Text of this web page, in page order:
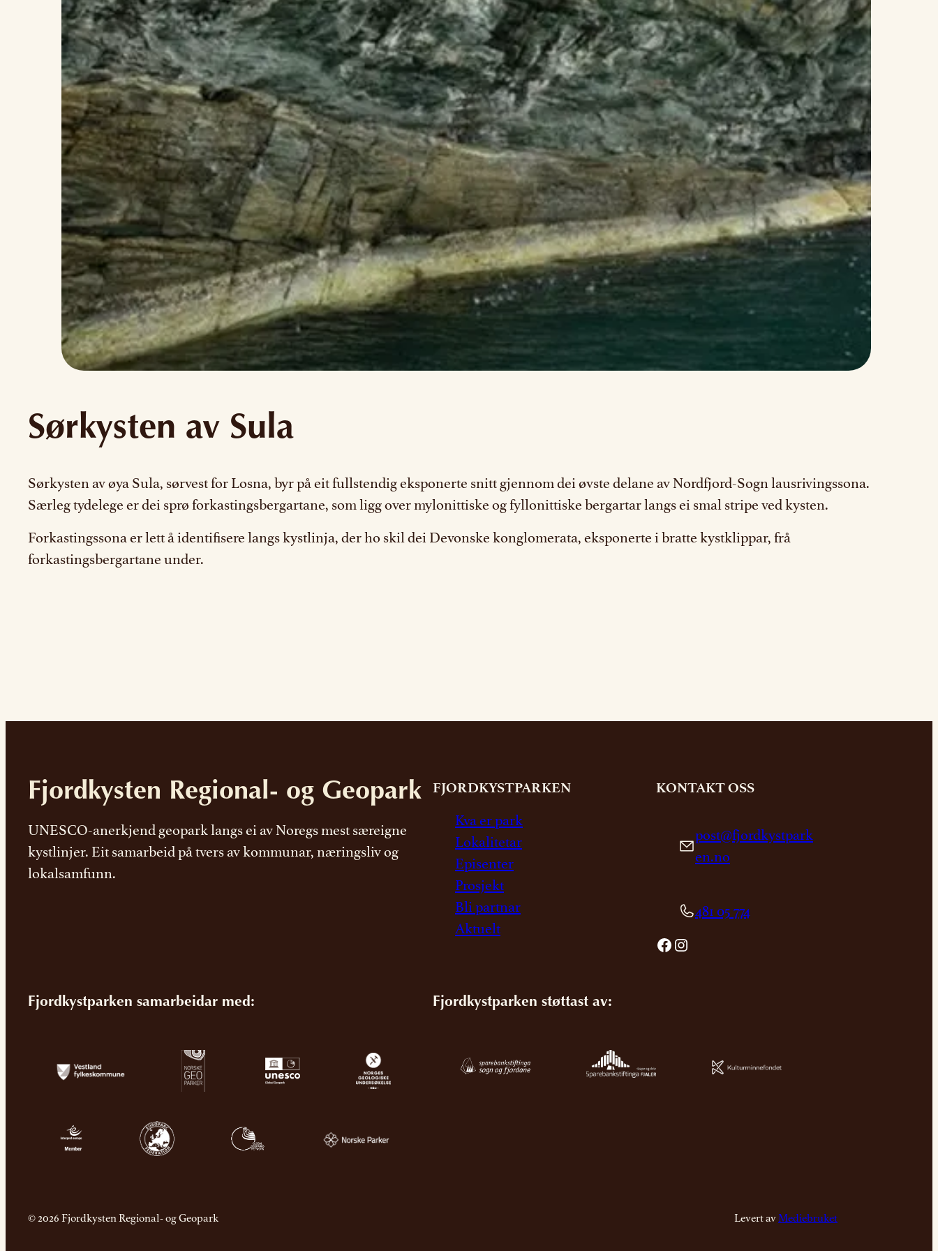
Sørkysten av Sula
Sørkysten av øya Sula, sørvest for Losna, byr på eit fullstendig eksponerte snitt gjennom dei øvste delane av Nordfjord-Sogn lausrivingssona.
Særleg tydelege er dei sprø forkastingsbergartane, som ligg over mylonittiske og fyllonittiske bergartar langs ei smal stripe ved kysten.
Forkastingssona er lett å identifisere langs kystlinja, der ho skil dei Devonske konglomerata, eksponerte i bratte kystklippar, frå
forkastingsbergartane under.
Fjordkysten Regional- og Geopark
UNESCO-anerkjend geopark langs ei av Noregs mest særeigne
kystlinjer. Eit samarbeid på tvers av kommunar, næringsliv og
lokalsamfunn.
FJORDKYSTPARKEN
Kva er park
Lokalitetar
Episenter
Prosjekt
Bli partnar
Aktuelt
KONTAKT OSS
post@fjordkystpark
en.no
481 05 774
Facebook Instagram
Fjordkystparken samarbeidar med: Fjordkystparken støttast av:
© 2026 Fjordkysten Regional- og Geopark Levert avMediebruket